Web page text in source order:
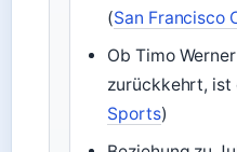
(San Francisco
Ob Timo
zurückkehrt, ist
Sports)